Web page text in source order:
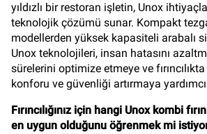
yıldızlı bir restoran işletin, Unox
teknolojik çözümü sunar. Kompakt
modellerden yüksek kapasiteli arabalı
Unox teknolojileri, insan hatasını
sürelerini optimize etmeye ve
konforu ve güvenliği artırmaya
Fırıncılığınız için hangi Unox kombi
en uygun olduğunu öğrenmek mi